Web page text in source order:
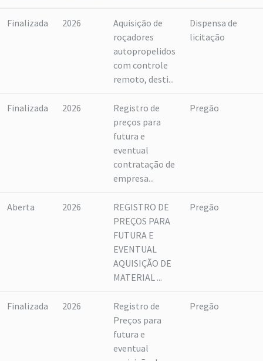
Finalizada 2026
Aquisição de
roçadores
autopropelidos
com controle
remoto, desti...
Dispensa de
licitação
Finalizada 2026
Registro de
preços para
futura e
eventual
contratação de
empresa...
Pregão
Aberta 2026
REGISTRO DE
PREÇOS PARA
FUTURA E
EVENTUAL
AQUISIÇÃO DE
MATERIAL ...
Pregão
Finalizada 2026
Registro de
Preços para
futura e
eventual
Pregão